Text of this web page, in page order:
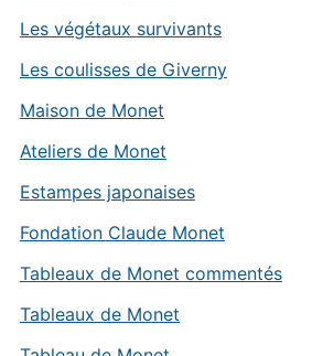
Les végétaux survivants
Les coulisses de Giverny
Maison de Monet
Ateliers de Monet
Estampes japonaises
Fondation Claude Monet
Tableaux de Monet commentés
Tableaux de Monet